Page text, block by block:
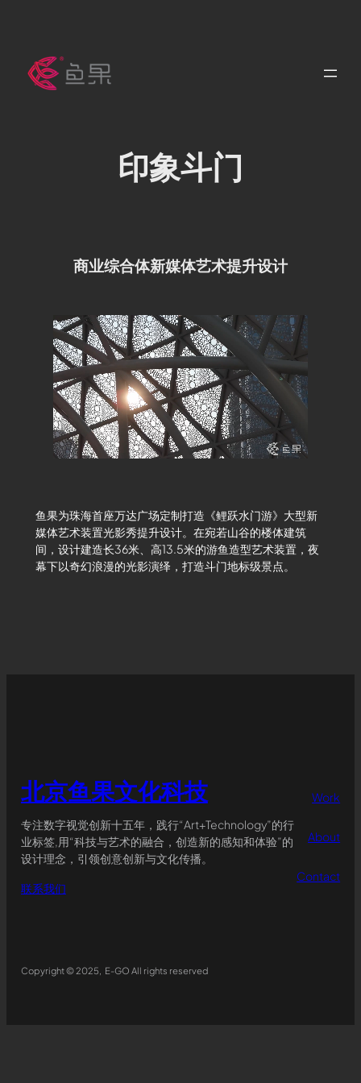
印象斗门
商业综合体新媒体艺术提升设计
鱼果为珠海首座万达广场定制打造《鲤跃水门游》大型新
媒体艺术装置光影秀提升设计。在宛若山谷的楼体建筑
间，设计建造长36米、高13.5米的游鱼造型艺术装置，夜
幕下以奇幻浪漫的光影演绎，打造斗门地标级景点。
北京鱼果文化科技
专注数字视觉创新十五年，践行“Art+Technology”的行
业标签,用“科技与艺术的融合，创造新的感知和体验”的
设计理念，引领创意创新与文化传播。
联系我们
Work
About
Contact
Copyright © 2025, E-GO All rights reserved